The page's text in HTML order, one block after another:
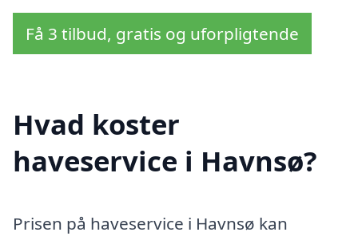
Få 3 tilbud, gratis og uforpligtende
Hvad koster
haveservice i Havnsø?
Prisen på haveservice i Havnsø kan